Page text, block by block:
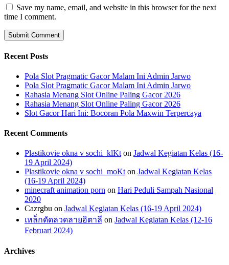
Save my name, email, and website in this browser for the next
time I comment.
Recent Posts
Pola Slot Pragmatic Gacor Malam Ini Admin Jarwo
Pola Slot Pragmatic Gacor Malam Ini Admin Jarwo
Rahasia Menang Slot Online Paling Gacor 2026
Rahasia Menang Slot Online Paling Gacor 2026
Slot Gacor Hari Ini: Bocoran Pola Maxwin Terpercaya
Recent Comments
Plastikovie okna v sochi_klKt on Jadwal Kegiatan Kelas (16-
19 April 2024)
Plastikovie okna v sochi_moKt on Jadwal Kegiatan Kelas
(16-19 April 2024)
minecraft animation porn on Hari Peduli Sampah Nasional
2020
Cazrgbu on Jadwal Kegiatan Kelas (16-19 April 2024)
เหล็กดัดลวดลายอิตาลี on Jadwal Kegiatan Kelas (12-16
Februari 2024)
Archives